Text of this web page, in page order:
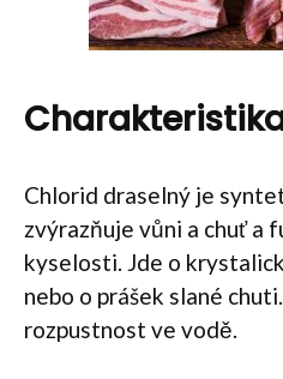
Chlorid draselný je
zvýrazňuje vůni a chuť a
kyselosti. Jde o
nebo o prášek slané
rozpustnost ve vodě.